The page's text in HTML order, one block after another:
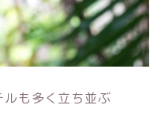
も多く立ち並ぶ